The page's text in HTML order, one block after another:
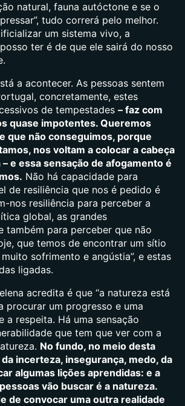
natural, fauna autóctone e se o
tudo correrá pelo melhor.
um sistema vivo, a
ter é de que ele sairá do nosso
a acontecer. As pessoas sentem
concretamente, estes
de tempestades – faz com
quase impotentes. Queremos
que não conseguimos, porque
nos voltam a colocar a cabeça
e essa sensação de afogamento é
Não há capacidade para
de resiliência que nos é pedido é
nos resiliência para perceber a
global, as grandes
também para perceber que não
que temos de encontrar um sítio
sofrimento e angústia”, e estas
ligadas.
acredita é que “a natureza está
procurar um progresso e uma
a respeita. Há uma sensação
que tem que ver com a
No fundo, no meio desta
incerteza, insegurança, medo, da
algumas lições aprendidas: e a
vão buscar é a natureza.
de convocar uma outra realidade